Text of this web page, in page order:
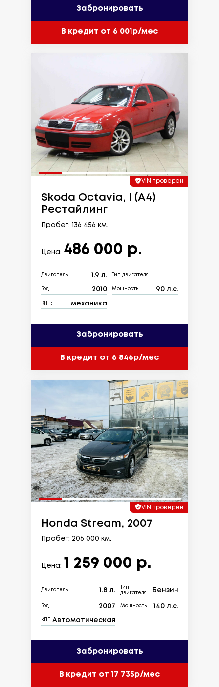
Забронировать
В кредит от 6 001р/мес
VIN проверен
Skoda Octavia, I (A4)
Рестайлинг
Пробег: 136 456 км.
Цена: 486 000 р.
Двигатель: 1.9 л. Тип двигателя:
Год: 2010 Мощность: 90 л.с.
КПП: механика
Забронировать
В кредит от 6 846р/мес
VIN проверен
Honda Stream, 2007
Пробег: 206 000 км.
Цена: 1 259 000 р.
Двигатель: 1.8 л.
Тип
двигателя:
Бензин
Год: 2007 Мощность: 140 л.с.
КПП:Автоматическая
Забронировать
В кредит от 17 735р/мес